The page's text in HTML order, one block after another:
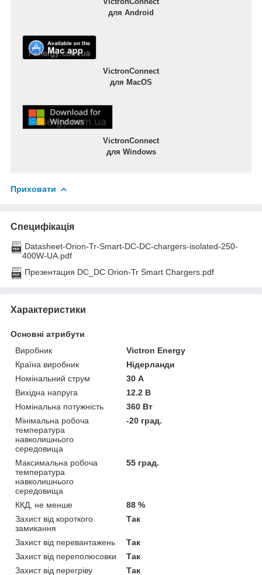
для Android
VictronConnect
для MacOS
VictronConnect
для Windows
Приховати
Специфікація
Datasheet-Orion-Tr-Smart-DC-DC-chargers-isolated-250-
400W-UA.pdf
Презентация DC_DC Orion-Tr Smart Chargers.pdf
Характеристики
Основні атрибути
Виробник
Victron Energy
Країна виробник
Нідерланди
Номінальний струм
30 А
Вихідна напруга
12.2 В
Номінальна потужність
360 Вт
Мінімальна робоча
температура
навколишнього
середовища
-20 град.
Максимальна робоча
температура
навколишнього
середовища
55 град.
ККД, не менше
88 %
Захист від короткого
замикання
Так
Захист від перевантажень
Так
Захист від переполюсовки
Так
Захист від перегріву
Так